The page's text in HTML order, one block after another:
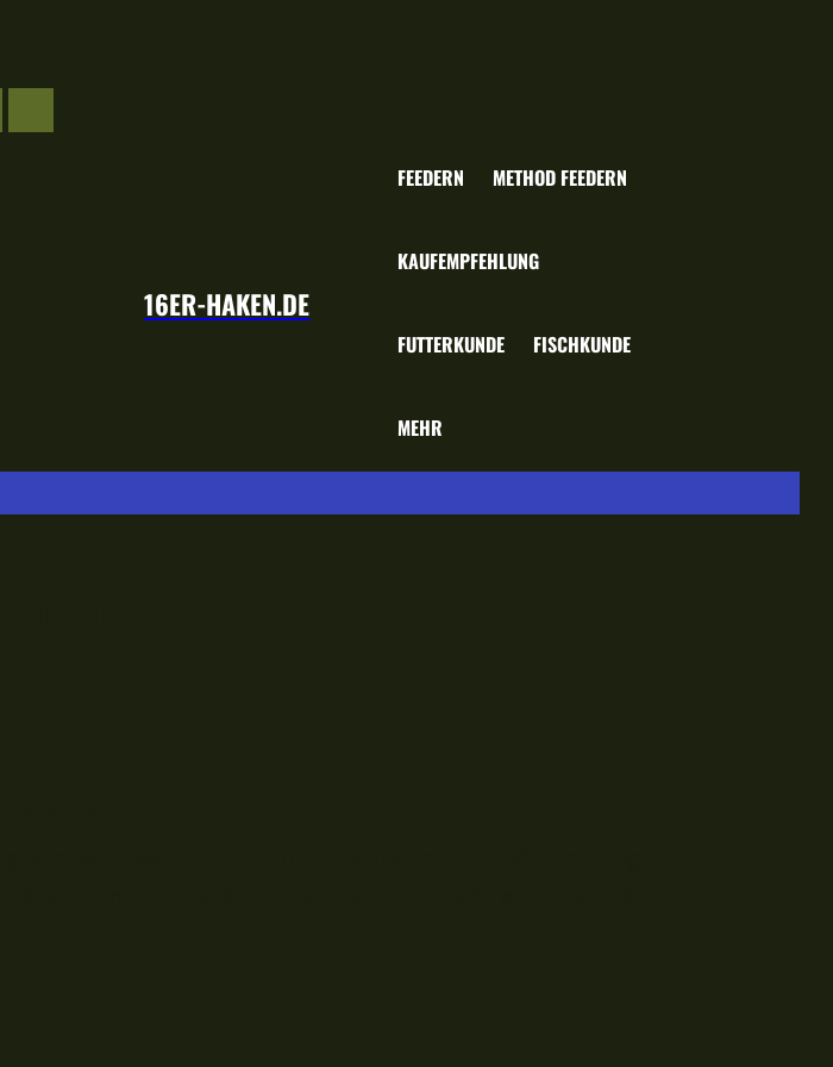
16ER-HAKEN.DE
FEEDERN METHOD FEEDERN
KAUFEMPFEHLUNG
FUTTERKUNDE FISCHKUNDE
MEHR
nur mit...
angeln will. Erfolgreich bin ich dennoch, weil nicht die